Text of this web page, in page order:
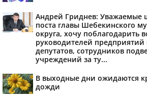
Андрей Гриднев: Уважаемые
поста главы Шебекинского
округа, хочу поблагодарить
руководителей предприятий
депутатов, сотрудников
учреждений за ту...
В выходные дни ожидаются
дожди